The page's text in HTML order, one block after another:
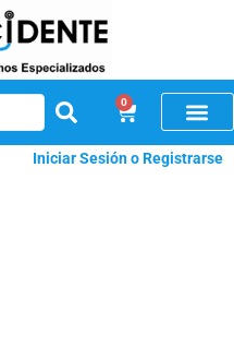
0
Iniciar Sesión o Registrarse